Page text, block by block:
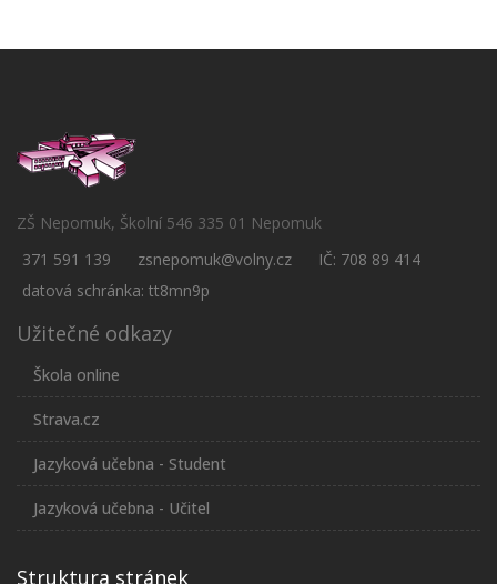
ZŠ Nepomuk, Školní 546 335 01 Nepomuk
371 591 139
zsnepomuk@volny.cz
IČ: 708 89 414
datová schránka: tt8mn9p
Užitečné odkazy
Škola online
Strava.cz
Jazyková učebna - Student
Jazyková učebna - Učitel
Struktura stránek